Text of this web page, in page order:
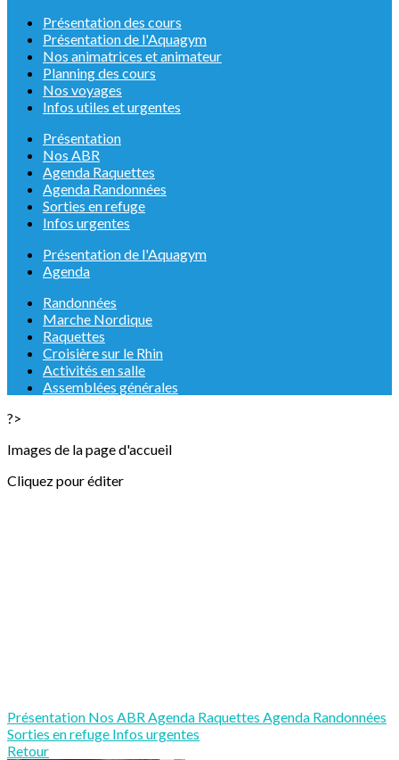
Présentation des cours
Présentation de l'Aquagym
Nos animatrices et animateur
Planning des cours
Nos voyages
Infos utiles et urgentes
Présentation
Nos ABR
Agenda Raquettes
Agenda Randonnées
Sorties en refuge
Infos urgentes
Présentation de l'Aquagym
Agenda
Randonnées
Marche Nordique
Raquettes
Croisière sur le Rhin
Activités en salle
Assemblées générales
?>
Images de la page d'accueil
Cliquez pour éditer
Présentation Nos ABRAgenda Raquettes Agenda Randonnées
Sorties en refuge Infos urgentes
Retour